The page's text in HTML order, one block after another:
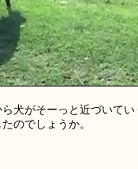
犬がそーっと近づいて
のでしょうか。